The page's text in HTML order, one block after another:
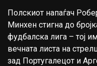
Полскиот напаѓач
Минхен стигна до
фудбалска лига – тој
вечната листа на
зад Португалецот и